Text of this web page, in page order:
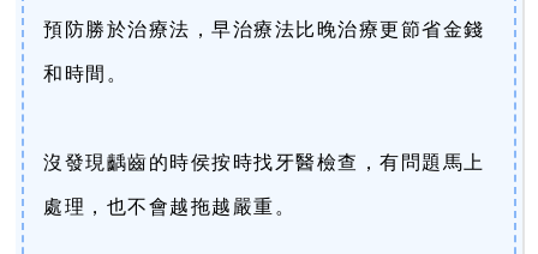
預防勝於治療法，早治療法比晚治療更節省金錢
和時間。
沒發現齲齒的時侯按時找牙醫檢查，有問題馬上
處理，也不會越拖越嚴重。